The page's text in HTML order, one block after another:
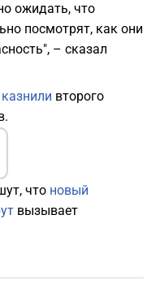
ожидать, что
посмотрят, как они
– сказал
второго
что новый
вызывает